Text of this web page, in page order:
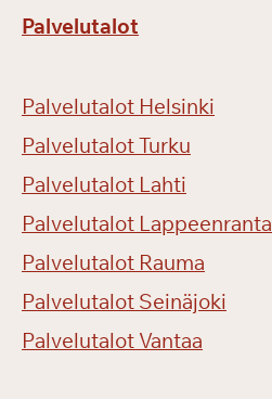
Palvelutalot
Palvelutalot Helsinki
Palvelutalot Turku
Palvelutalot Lahti
Palvelutalot Lappeenranta
Palvelutalot Rauma
Palvelutalot Seinäjoki
Palvelutalot Vantaa